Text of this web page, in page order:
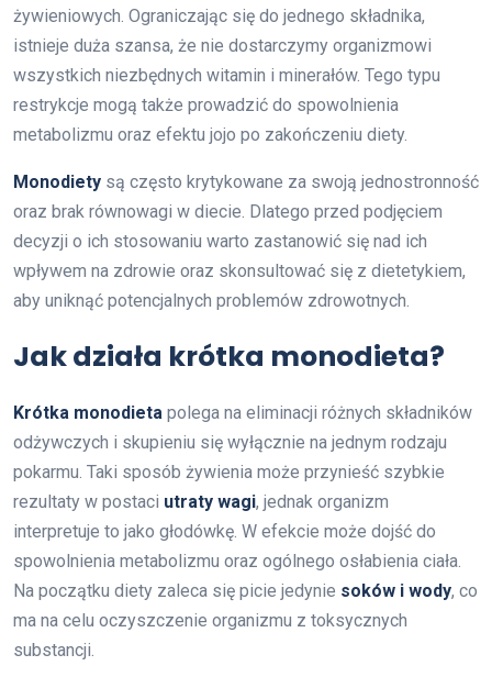
żywieniowych. Ograniczając się do jednego składnika,
istnieje duża szansa, że nie dostarczymy organizmowi
wszystkich niezbędnych witamin i minerałów. Tego typu
restrykcje mogą także prowadzić do spowolnienia
metabolizmu oraz efektu jojo po zakończeniu diety.
Monodiety są często krytykowane za swoją jednostronność
oraz brak równowagi w diecie. Dlatego przed podjęciem
decyzji o ich stosowaniu warto zastanowić się nad ich
wpływem na zdrowie oraz skonsultować się z dietetykiem,
aby uniknąć potencjalnych problemów zdrowotnych.
Jak działa krótka monodieta?
Krótka monodieta polega na eliminacji różnych składników
odżywczych i skupieniu się wyłącznie na jednym rodzaju
pokarmu. Taki sposób żywienia może przynieść szybkie
rezultaty w postaci utraty wagi, jednak organizm
interpretuje to jako głodówkę. W efekcie może dojść do
spowolnienia metabolizmu oraz ogólnego osłabienia ciała.
Na początku diety zaleca się picie jedynie soków i wody, co
ma na celu oczyszczenie organizmu z toksycznych
substancji.